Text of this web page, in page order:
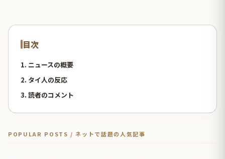
目次
1. ニュースの概要
2. タイ人の反応
3. 読者のコメント
POPULAR POSTS / ネットで話題の人気記事